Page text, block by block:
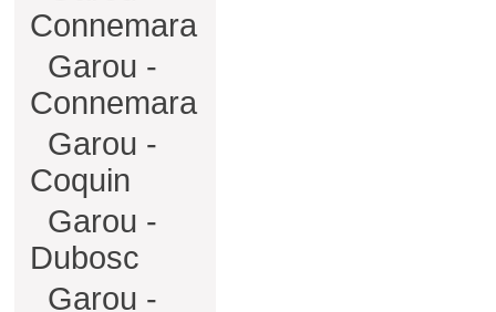
Connemara
Garou -
Connemara
Garou -
Coquin
Garou -
Dubosc
Garou -